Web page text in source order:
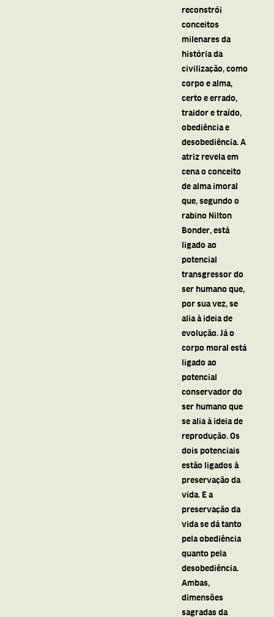
reconstrói
conceitos
milenares da
história da
civilização, como
corpo e alma,
certo e errado,
traidor e traído,
obediência e
desobediência. A
atriz revela em
cena o conceito
de alma imoral
que, segundo o
rabino Nilton
Bonder, está
ligado ao
potencial
transgressor do
ser humano que,
por sua vez, se
alia à ideia de
evolução. Já o
corpo moral está
ligado ao
potencial
conservador do
ser humano que
se alia à ideia de
reprodução. Os
dois potenciais
estão ligados à
preservação da
vida. E a
preservação da
vida se dá tanto
pela obediência
quanto pela
desobediência.
Ambas,
dimensões
sagradas da